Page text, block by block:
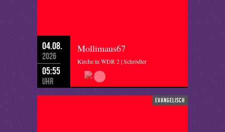
04.08.
2026
05:55
Uhr
Mollimaus67
Kirche in WDR 2 | Schrödter
evangelisch